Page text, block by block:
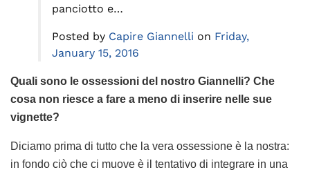
panciotto e…
Posted by Capire Giannelli on Friday,
January 15, 2016
Quali sono le ossessioni del nostro Giannelli? Che
cosa non riesce a fare a meno di inserire nelle sue
vignette?
Diciamo prima di tutto che la vera ossessione è la nostra:
in fondo ciò che ci muove è il tentativo di integrare in una